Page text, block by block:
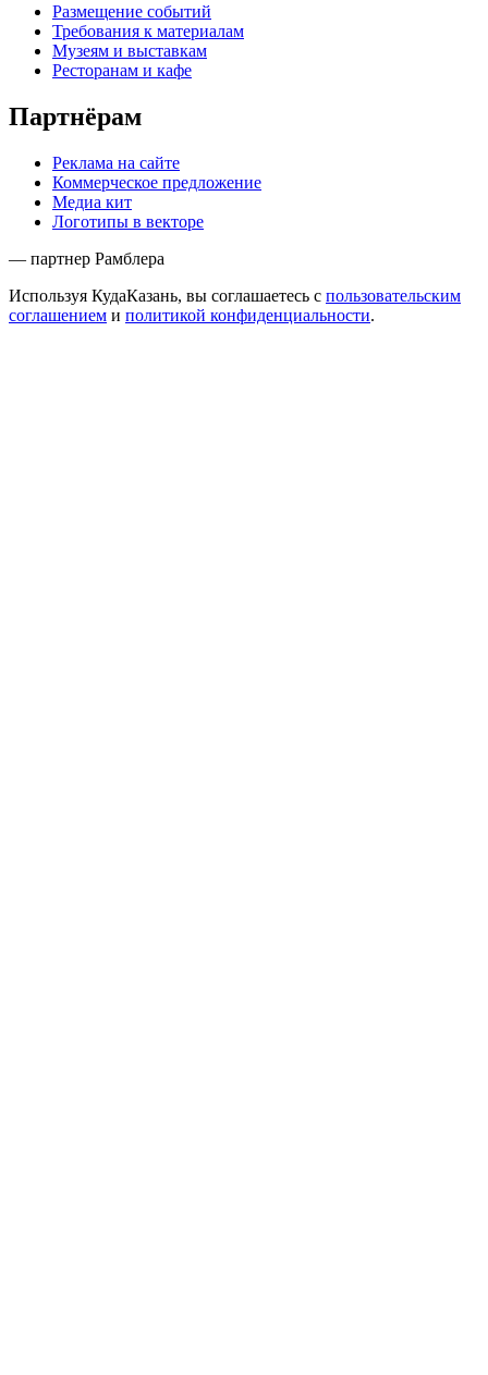
Размещение событий
Требования к материалам
Музеям и выставкам
Ресторанам и кафе
Партнёрам
Реклама на сайте
Коммерческое предложение
Медиа кит
Логотипы в векторе
— партнер Рамблера
Используя КудаКазань, вы соглашаетесь с пользовательским
соглашением и политикой конфиденциальности.